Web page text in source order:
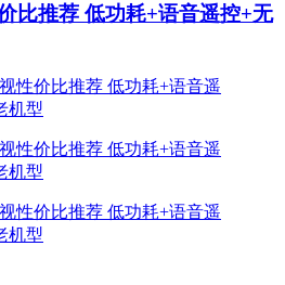
比推荐 低功耗+语音遥控+无